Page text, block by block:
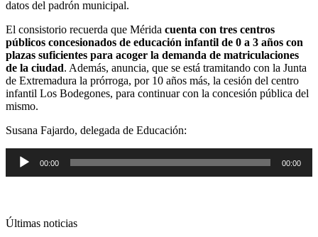
datos del padrón municipal.
El consistorio recuerda que Mérida cuenta con tres centros
públicos concesionados de educación infantil de 0 a 3 años con
plazas suficientes para acoger la demanda de matriculaciones
de la ciudad. Además, anuncia, que se está tramitando con la Junta
de Extremadura la prórroga, por 10 años más, la cesión del centro
infantil Los Bodegones, para continuar con la concesión pública del
mismo.
Susana Fajardo, delegada de Educación:
Reproductor
audio
00:00 00:00
Últimas noticias